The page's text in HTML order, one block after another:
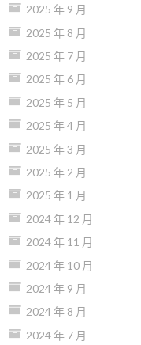
2025 年 9 月
2025 年 8 月
2025 年 7 月
2025 年 6 月
2025 年 5 月
2025 年 4 月
2025 年 3 月
2025 年 2 月
2025 年 1 月
2024 年 12 月
2024 年 11 月
2024 年 10 月
2024 年 9 月
2024 年 8 月
2024 年 7 月